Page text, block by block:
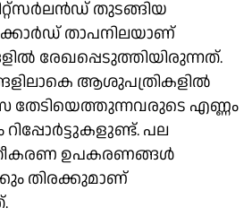
തുടങ്ങിയ
താപനിലയാണ്
രേഖപ്പെടുത്തിയിരുന്നത്.
ആശുപത്രികളിൽ
തേടിയെത്തുന്നവരുടെ എണ്ണം
റിപ്പോർട്ടുകളുണ്ട്. പല
ഉപകരണങ്ങൾ
തിരക്കുമാണ്